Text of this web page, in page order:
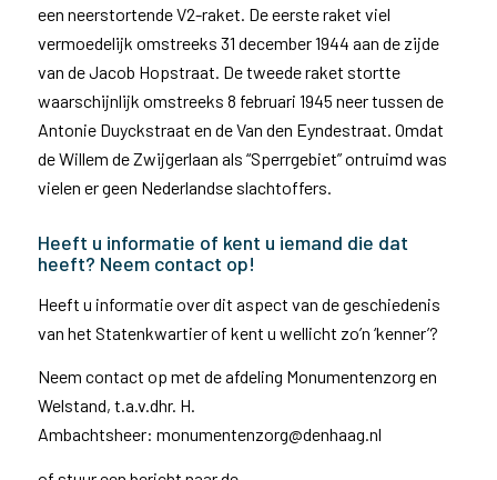
een neerstortende V2-raket. De eerste raket viel
vermoedelijk omstreeks 31 december 1944 aan de zijde
van de Jacob Hopstraat. De tweede raket stortte
waarschijnlijk omstreeks 8 februari 1945 neer tussen de
Antonie Duyckstraat en de Van den Eyndestraat. Omdat
de Willem de Zwijgerlaan als “Sperrgebiet” ontruimd was
vielen er geen Nederlandse slachtoffers.
Heeft u informatie of kent u iemand die dat
heeft? Neem contact op!
Heeft u informatie over dit aspect van de geschiedenis
van het Statenkwartier of kent u wellicht zo’n ‘kenner’?
Neem contact op met de afdeling Monumentenzorg en
Welstand, t.a.v.dhr. H.
Ambachtsheer: monumentenzorg@denhaag.nl